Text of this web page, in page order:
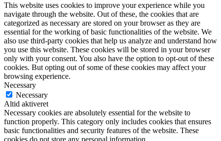
This website uses cookies to improve your experience while you
navigate through the website. Out of these, the cookies that are
categorized as necessary are stored on your browser as they are
essential for the working of basic functionalities of the website. We
also use third-party cookies that help us analyze and understand how
you use this website. These cookies will be stored in your browser
only with your consent. You also have the option to opt-out of these
cookies. But opting out of some of these cookies may affect your
browsing experience.
Necessary
Necessary
Altid aktiveret
Necessary cookies are absolutely essential for the website to
function properly. This category only includes cookies that ensures
basic functionalities and security features of the website. These
cookies do not store any personal information.